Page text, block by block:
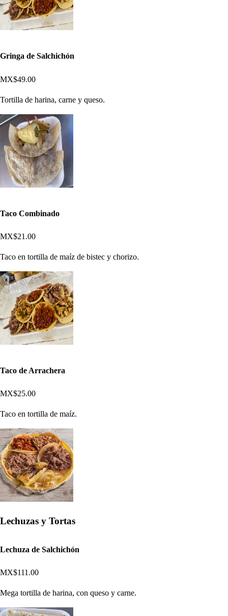
Gringa de Salchichón
MX$49.00
Tortilla de harina, carne y queso.
Taco Combinado
MX$21.00
Taco en tortilla de maíz de bistec y chorizo.
Taco de Arrachera
MX$25.00
Taco en tortilla de maíz.
Lechuzas y Tortas
Lechuza de Salchichón
MX$111.00
Mega tortilla de harina, con queso y carne.